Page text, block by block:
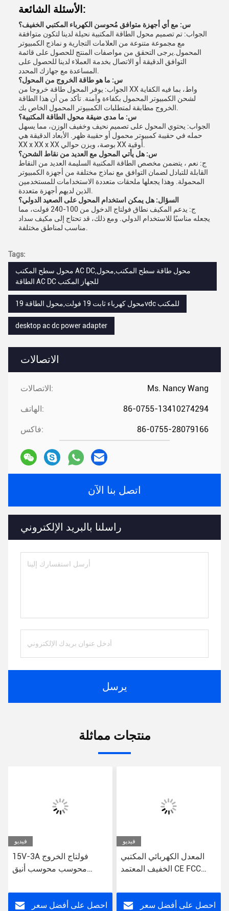
الاتصالات
الاتصالات: Ms. Nancy Wang
الهاتف: 86-0755-13410274294
فاكس: 86-0755-28079166
اتصل بنا الآن
راسلنا بالبريد الإلكتروني
يرسل
الأسئلة الشائعة:
س: مع أي أجهزة متوافق مُحوسن الكهرباء المكتبي الخفيف؟
الجواب: تم تصميم محول الطاقة المكتبية نحيلة لدينا لتكون متوافقة
مع مجموعة متنوعة من العلامات التجارية و نماذج الكمبيوتر
المحمول.يرجى التحقق من مواصفات المنتج للحصول على قائمة
التوافق الدقيقة أو الاتصال بخدمة العملاء لدينا للحصول على
س: ما هو طاقة الخروج من المحول؟
الجواب: يوفر المحول طاقة خروجا من XX واط، بما فيه الكفاية
لشحن الكمبيوتر المحمول بكفاءة وآمنة. تأكد من أن هذا الطاقة
س: ما مدى ضيقة محول الطاقة المكتبية؟
الجواب: يحتوي المحول على تصميم نحيف وخفيف الوزن، مما يسهل
حمله في حقيبة كمبيوتر محمول أو حقيبة ظهر. الأبعاد الدقيقة هي
س: هل يأتي المحول مع العديد من نقاط الشحن؟
ج: نعم ، يتضمن مخصص الطاقة المكتبية السليمة العديد من النقاط
القابلة للتبادل لضمان التوافق مع نماذج مختلفة من أجهزة الكمبيوتر
المحمولة. وهذا يجعلها ملحقات متعددة الاستخدامات للمستخدمين
السؤال: هل يمكن استخدام المحول على الصعيد الدولي؟
ج: يدعم المكيف نطاق فولتاج الدخول من 100-240 فولت، مما
يجعله مناسبًا للاستخدام الدولي. ومع ذلك، قد تحتاج إلى مكيف سداد
Tags:
محول سطح المكتب AC DC,محول طاقة سطح المكتب,محول
الطاقة AC DC للجهاز المكتب
محول كهرباء ثابت 19 فولت,محول الطاقة 19vdc للمكتب
desktop ac dc power adapter
منتجات مماثلة
فيديو
15V-3A فولتاج الخروج
محوسب محوسب أنيق
للكمبيوترات المكتبية
احصل على أفضل سعر
فيديو
المعدل الكهربائي المكتبي
الخفيف المعتمد CE FCC
احصل على أفضل سعر